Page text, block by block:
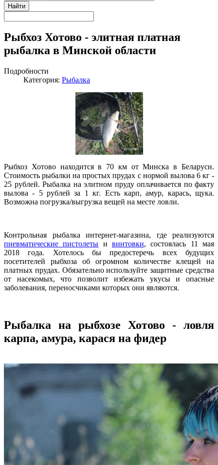
Найти
Рыбхоз Хотово - элитная платная
рыбалка в Минской области
Подробности
Категория: Рыбалка
Рыбхоз Хотово находится в 70 км от Минска в Беларуси.
Стоимость рыбалки на простых прудах с нормой вылова 6 кг -
25 рублей. Рыбалка на элитном пруду оплачивается по факту
вылова - 5 рублей за 1 кг. Есть карп, амур, карась, щука.
Возможна погрузка/выгрузка вещей на месте ловли.
Контрольная рыбалка интернет-магазина, где реализуются
пневматические пистолеты ивинтовки, состоялась 11 мая
2018 года. Хотелось бы предостеречь всех будущих
посетителей рыбхоза об огромном количестве клещей на
платных прудах. Обязательно используйте защитные средства
от насекомых, что позволит избежать укусы и опасные
заболевания, переносчиками которых они являются.
Рыбалка на рыбхозе Хотово - ловля
карпа, амура, карася на фидер